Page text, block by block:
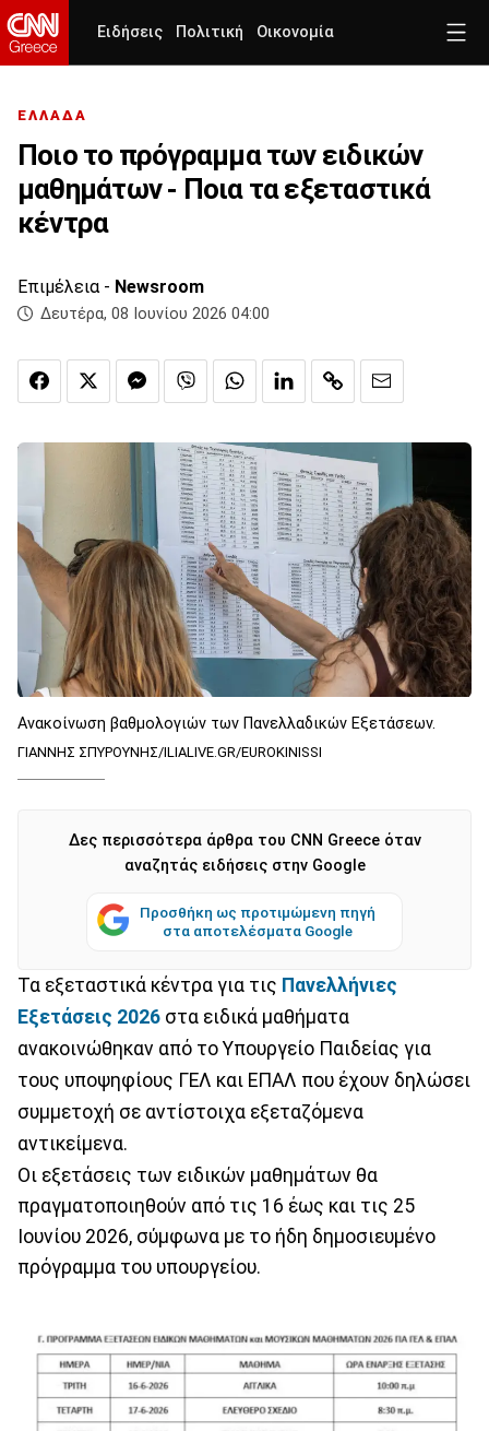
Ειδήσεις Πολιτική Οικονομία
ΕΛΛΑΔΑ
Ποιο το πρόγραμμα των ειδικών
μαθημάτων - Ποια τα εξεταστικά
κέντρα
Επιμέλεια - Newsroom
Δευτέρα, 08 Ιουνίου 2026 04:00
Ανακοίνωση βαθμολογιών των Πανελλαδικών Εξετάσεων.
ΓΙΑΝΝΗΣ ΣΠΥΡΟΥΝΗΣ/ILIALIVE.GR/EUROKINISSI
Δες περισσότερα άρθρα του CNN Greece όταν
αναζητάς ειδήσεις στην Google
Προσθήκη ως προτιμώμενη πηγή
στα αποτελέσματα Google
Τα εξεταστικά κέντρα για τις Πανελλήνιες
Εξετάσεις 2026 στα ειδικά μαθήματα
ανακοινώθηκαν από το Υπουργείο Παιδείας για
τους υποψηφίους ΓΕΛ και ΕΠΑΛ που έχουν δηλώσει
συμμετοχή σε αντίστοιχα εξεταζόμενα
αντικείμενα.
Οι εξετάσεις των ειδικών μαθημάτων θα
πραγματοποιηθούν από τις 16 έως και τις 25
Ιουνίου 2026, σύμφωνα με το ήδη δημοσιευμένο
πρόγραμμα του υπουργείου.